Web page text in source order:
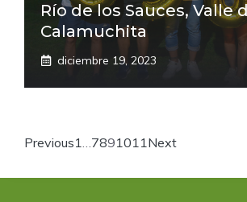
Río de los Sauces, Valle
Calamuchita
diciembre 19, 2023
Previous1 7891011 Next